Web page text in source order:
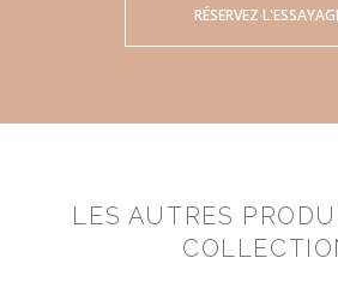
RÉSERVEZ
LES AUTRES